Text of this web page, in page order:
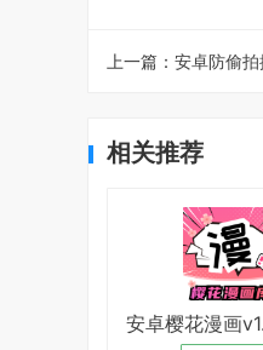
上一篇： 安卓防偷
相关推荐
安卓樱花漫画